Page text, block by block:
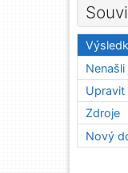
Nenašli
Upravit
Zdroje
Nový